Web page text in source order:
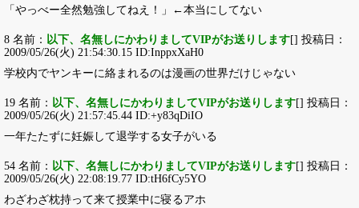
「やっべー全然勉強してねえ！」←本当にしてない
8 名前： 以下、名無しにかわりましてVIPがお送りします[] 投稿日：
2009/05/26(火) 21:54:30.15 ID:InppxXaH0
学校内でヤンキーに絡まれるのは漫画の世界だけじゃない
19 名前： 以下、名無しにかわりましてVIPがお送りします[] 投稿日：
2009/05/26(火) 21:57:45.44 ID:+y83qDiIO
一年たたずに妊娠して退学する女子がいる
54 名前： 以下、名無しにかわりましてVIPがお送りします[] 投稿日：
2009/05/26(火) 22:08:19.77 ID:tH6fCy5YO
わざわざ枕持って来て授業中に寝るアホ